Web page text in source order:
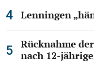
Lenningen
Rücknahme
nach 12-